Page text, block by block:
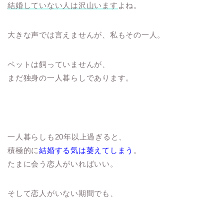
結婚していない人は沢山います よね。
大きな声では言えませんが、私もその一人。
ペットは飼っていませんが、
まだ独身の一人暮らしであります。
一人暮らしも20年以上過ぎると、
積極的に結婚する気は萎えてしまう 。
たまに会う恋人がいればいい。
そして恋人がいない期間でも、